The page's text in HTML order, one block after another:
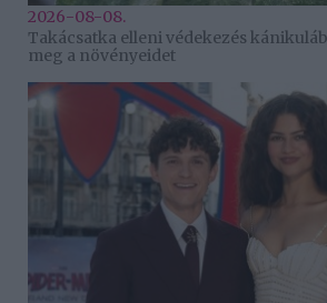
2026-08-08.
Takácsatka elleni védekezés
meg a növényeidet